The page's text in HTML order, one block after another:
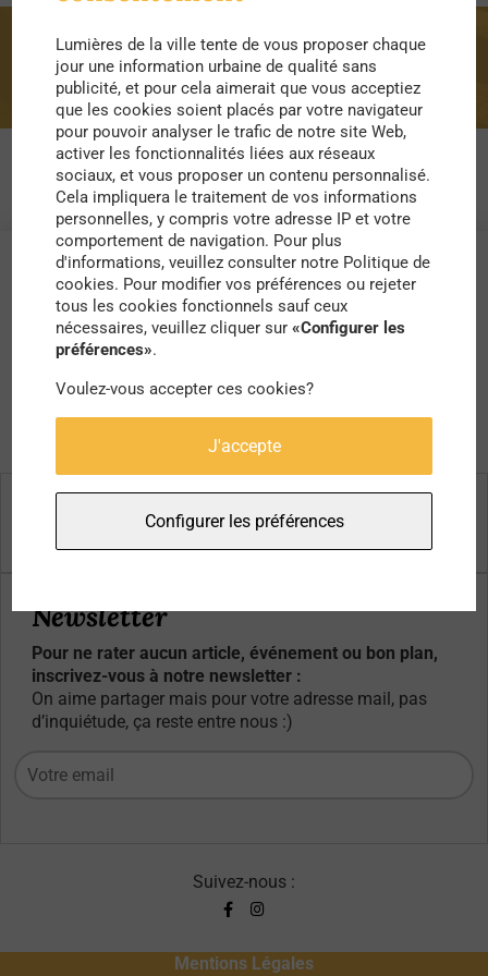
déchat
Newsletter
Pour ne rater aucun article, événement ou bon plan,
inscrivez-vous à notre newsletter :
On aime partager mais pour votre adresse mail, pas
d’inquiétude, ça reste entre nous :)
Suivez-nous :
Mentions Légales
Lumières de la ville tente de vous proposer chaque
jour une information urbaine de qualité sans
publicité, et pour cela aimerait que vous acceptiez
que les cookies soient placés par votre navigateur
pour pouvoir analyser le trafic de notre site Web,
activer les fonctionnalités liées aux réseaux
sociaux, et vous proposer un contenu personnalisé.
Cela impliquera le traitement de vos informations
personnelles, y compris votre adresse IP et votre
comportement de navigation. Pour plus
d'informations, veuillez consulter notre Politique de
cookies. Pour modifier vos préférences ou rejeter
tous les cookies fonctionnels sauf ceux
nécessaires, veuillez cliquer sur«Configurer les
préférences».
Voulez-vous accepter ces cookies?
J'accepte
Configurer les préférences